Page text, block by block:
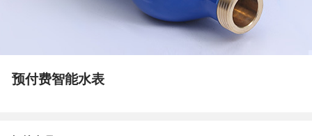
预付费智能水表